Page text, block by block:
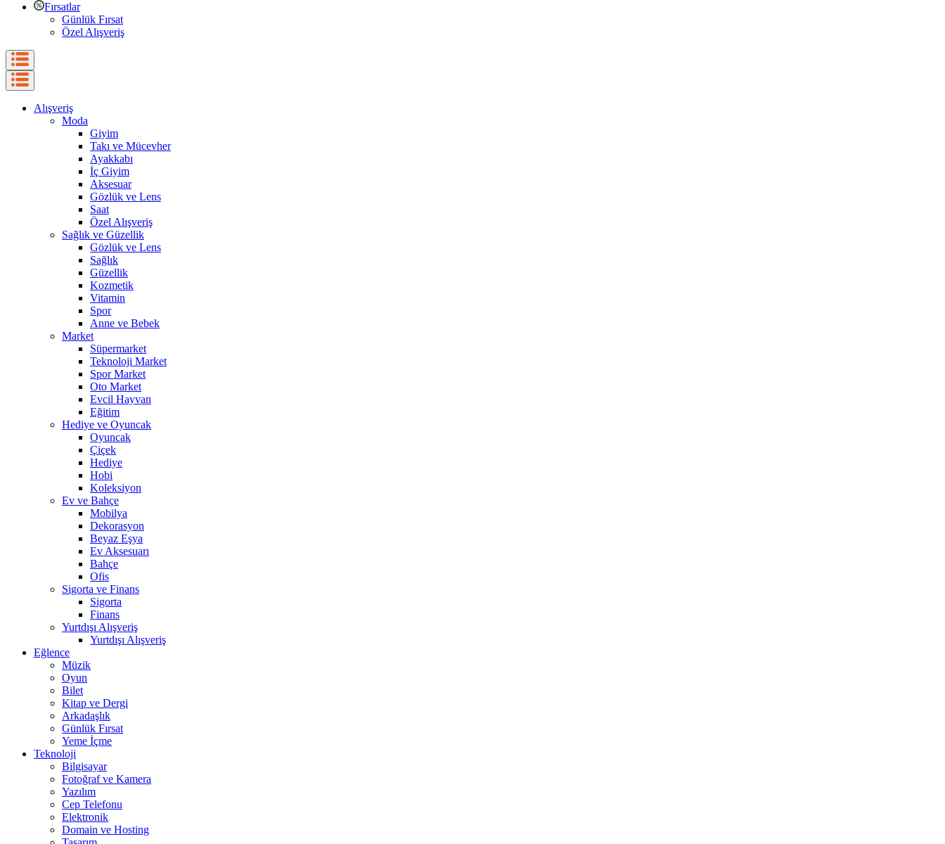
Fırsatlar
Günlük Fırsat
Özel Alışveriş
Alışveriş
Moda
Giyim
Takı ve Mücevher
Ayakkabı
İç Giyim
Aksesuar
Gözlük ve Lens
Saat
Özel Alışveriş
Sağlık ve Güzellik
Gözlük ve Lens
Sağlık
Güzellik
Kozmetik
Vitamin
Spor
Anne ve Bebek
Market
Süpermarket
Teknoloji Market
Spor Market
Oto Market
Evcil Hayvan
Eğitim
Hediye ve Oyuncak
Oyuncak
Çiçek
Hediye
Hobi
Koleksiyon
Ev ve Bahçe
Mobilya
Dekorasyon
Beyaz Eşya
Ev Aksesuarı
Bahçe
Ofis
Sigorta ve Finans
Sigorta
Finans
Yurtdışı Alışveriş
Yurtdışı Alışveriş
Eğlence
Müzik
Oyun
Bilet
Kitap ve Dergi
Arkadaşlık
Günlük Fırsat
Yeme İçme
Teknoloji
Bilgisayar
Fotoğraf ve Kamera
Yazılım
Cep Telefonu
Elektronik
Domain ve Hosting